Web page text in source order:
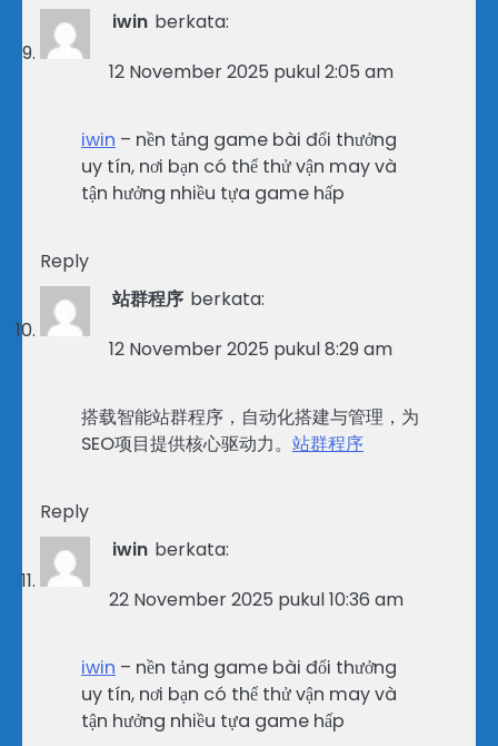
iwin berkata:
12 November 2025 pukul 2:05 am
iwin – nền tảng game bài đổi thưởng
uy tín, nơi bạn có thể thử vận may và
tận hưởng nhiều tựa game hấp
Reply
站群程序 berkata:
12 November 2025 pukul 8:29 am
搭载智能站群程序，自动化搭建与管理，为
SEO项目提供核心驱动力。 站群程序
Reply
iwin berkata:
22 November 2025 pukul 10:36 am
iwin – nền tảng game bài đổi thưởng
uy tín, nơi bạn có thể thử vận may và
tận hưởng nhiều tựa game hấp